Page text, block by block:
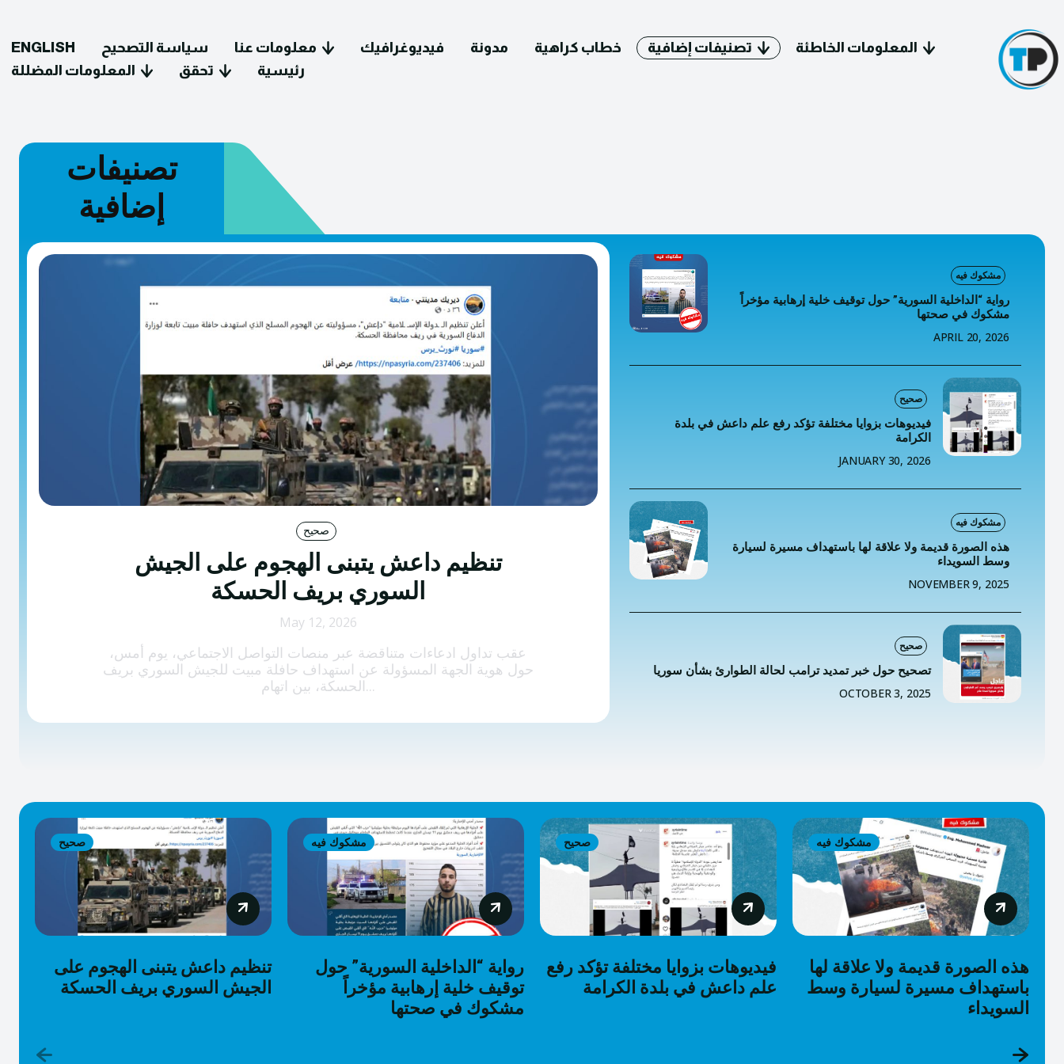
معلومات عنا
فيديوغرافيك
مدونة
المعلومات الخاطئة
تحقق
رئيسية
ENGLISH سياسة التصحيح معلومات عنا فيديوغرافيك مدونة خطاب كراهية تصنيفات إضافية
المعلومات الخاطئة
المعلومات المضللة
تحقق رئيسية
تصنيفات
إضافية
صحيح
تنظيم داعش يتبنى الهجوم على الجيش
السوري بريف الحسكة
May 12, 2026
عقب تداول ادعاءات متناقضة عبر منصات التواصل الاجتماعي، يوم أمس،
حول هوية الجهة المسؤولة عن استهداف حافلة مبيت للجيش السوري بريف
الحسكة، بين اتهام...
مشكوك فيه
رواية “الداخلية السورية” حول توقيف خلية إرهابية مؤخراً
مشكوك في صحتها
APRIL 20, 2026
صحيح
فيديوهات بزوايا مختلفة تؤكد رفع علم داعش في بلدة
الكرامة
JANUARY 30, 2026
مشكوك فيه
هذه الصورة قديمة ولا علاقة لها باستهداف مسيرة لسيارة
وسط السويداء
NOVEMBER 9, 2025
صحيح
تصحيح حول خبر تمديد ترامب لحالة الطوارئ بشأن سوريا
OCTOBER 3, 2025
صحيح
تنظيم داعش يتبنى الهجوم على
الجيش السوري بريف الحسكة
مشكوك فيه
رواية “الداخلية السورية” حول
توقيف خلية إرهابية مؤخراً
مشكوك في صحتها
صحيح
فيديوهات بزوايا مختلفة تؤكد رفع
علم داعش في بلدة الكرامة
مشكوك فيه
هذه الصورة قديمة ولا علاقة لها
باستهداف مسيرة لسيارة وسط
السويداء